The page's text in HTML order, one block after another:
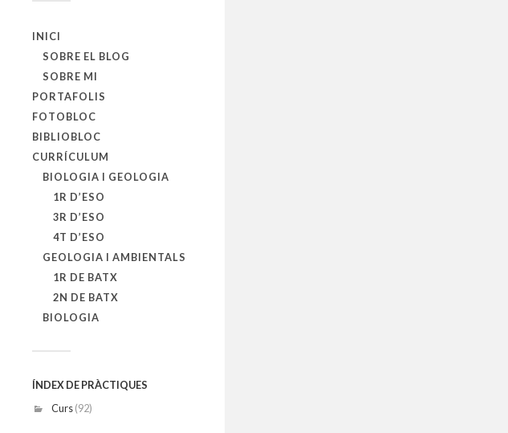
INICI
SOBRE EL BLOG
SOBRE MI
PORTAFOLIS
FOTOBLOC
BIBLIOBLOC
CURRÍCULUM
BIOLOGIA I GEOLOGIA
1R D’ESO
3R D’ESO
4T D’ESO
GEOLOGIA I AMBIENTALS
1R DE BATX
2N DE BATX
BIOLOGIA
ÍNDEX DE PRÀCTIQUES
Curs(92)